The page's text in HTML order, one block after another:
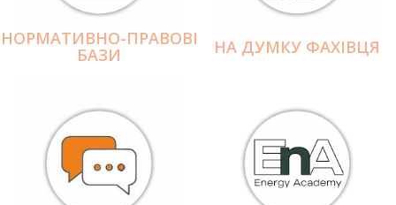
НОРМАТИВНО-ПРАВОВІ
БАЗИ НА ДУМКУ ФАХІВЦЯ